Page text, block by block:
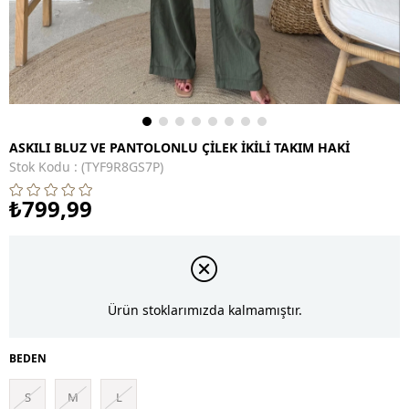
ASKILI BLUZ VE PANTOLONLU ÇİLEK İKİLİ TAKIM HAKİ
Stok Kodu
(TYF9R8GS7P)
₺799,99
Ürün stoklarımızda kalmamıştır.
BEDEN
S M L